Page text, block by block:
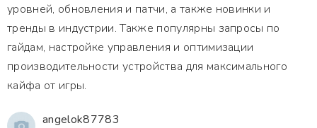
уровней, обновления и патчи, а также новинки и
тренды в индустрии. Также популярны запросы по
гайдам, настройке управления и оптимизации
производительности устройства для максимального
кайфа от игры.
angelok87783